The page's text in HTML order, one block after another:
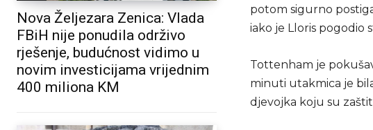
Nova Željezara Zenica: Vlada
FBiH nije ponudila održivo
rješenje, budućnost vidimo u
novim investicijama vrijednim
400 miliona KM
potom sigurno
iako je Lloris pogodio
Tottenham je
minuti utakmica je
djevojka koju su